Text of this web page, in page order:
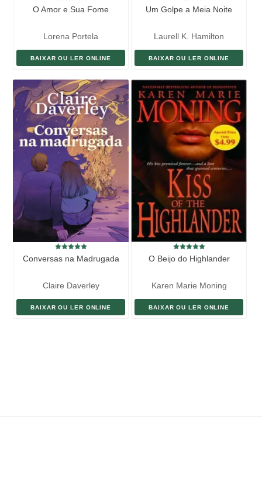
vantagem no processo de manipulação. Ele utiliza o sexo como uma
seduz serve a um propósito, seja profissional, financeiro ou até
mesmo político.
O Amor e Sua Fome
Lorena Portela
BAIXAR OU LER ONLINE
Um Golpe a Meia Noite
Laurell K. Hamilton
BAIXAR OU LER ONLINE
Conversas na Madrugada
Claire Daverley
BAIXAR OU LER ONLINE
O Beijo do Highlander
Karen Marie Moning
BAIXAR OU LER ONLINE